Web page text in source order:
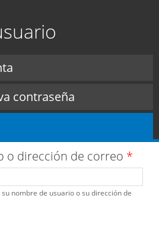
contraseña
o dirección de correo *
nombre de usuario o su dirección de